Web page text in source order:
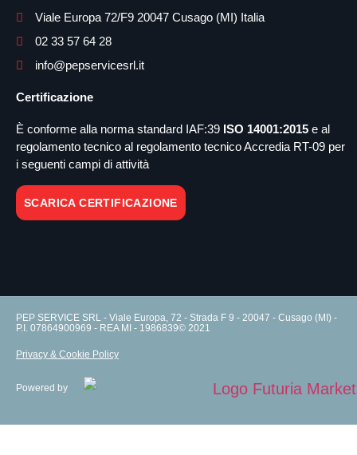
Viale Europa 72/F9 20047 Cusago (MI) Italia
02 33 57 64 28
info@pepservicesrl.it
Certificazione
È conforme alla norma standard IAF:39 ISO 14001:2015 e al
regolamento tecnico al regolamento tecnico Accredia RT-09 per
i seguenti campi di attività
SCARICA CERTIFICAZIONE
PEP SERVICE SRL - Viale Europa, 72 - Strada F 9 - 20047 - Cusago (MI) -
P.I. 07864900969 - REA MI - 1986839© 2021
Privacy & Cookie Policy
Powered by